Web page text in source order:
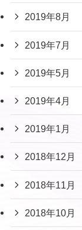
2019年8月
2019年7月
2019年5月
2019年4月
2019年1月
2018年12月
2018年11月
2018年10月